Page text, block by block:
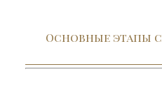
Основные этапы